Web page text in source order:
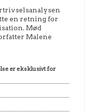
en retning for
Mød
Malene
er eksklusivt for